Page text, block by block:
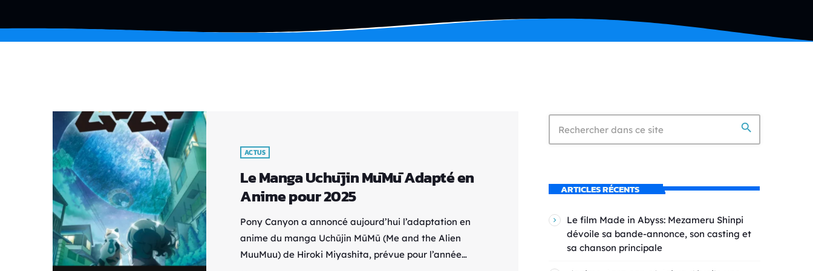
ACTUS
Le Manga Uchūjin MūMū Adapté en
Anime pour 2025
Pony Canyon a annoncé aujourd’hui l’adaptation en
anime du manga Uchūjin MūMū (Me and the Alien
MuuMuu) de Hiroki Miyashita, prévue pour l’année
search
ARTICLES RÉCENTS
Le film Made in Abyss: Mezameru Shinpi
dévoile sa bande-annonce, son casting et
sa chanson principale